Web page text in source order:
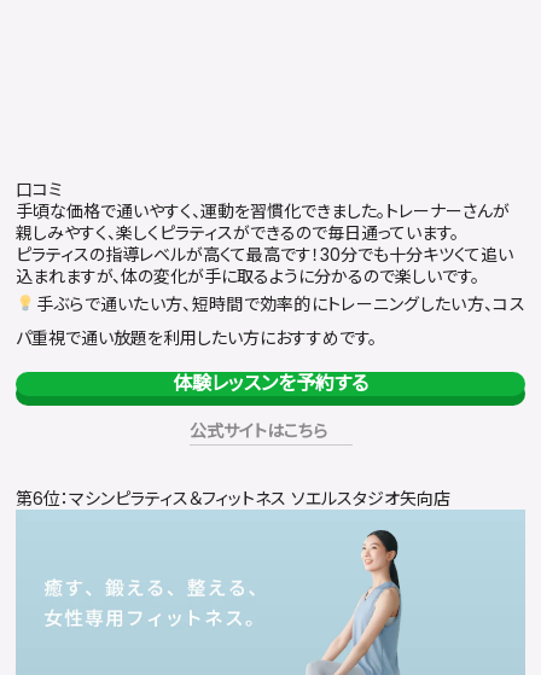
口コミ
手頃な価格で通いやすく、運動を習慣化できました。トレーナーさんが
親しみやすく、楽しくピラティスができるので毎日通っています。
ピラティスの指導レベルが高くて最高です！30分でも十分キツくて追い
込まれますが、体の変化が手に取るように分かるので楽しいです。
手ぶらで通いたい方、短時間で効率的にトレーニングしたい方、コス
パ重視で通い放題を利用したい方におすすめです。
体験レッスンを予約する
公式サイトはこちら
第6位：マシンピラティス＆フィットネス ソエルスタジオ矢向店